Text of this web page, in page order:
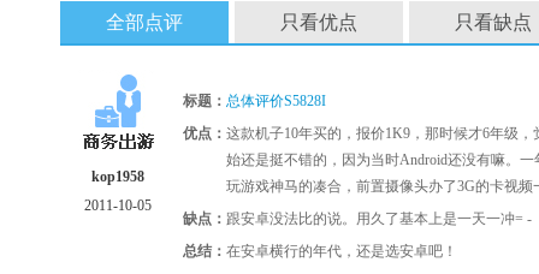
全部点评 只看优点 只看缺点
kop1958
2011-10-05
标题： 总体评价S5828I
优点： 这款机子10年买的，报价1K9，那时候才6年级
始还是挺不错的，因为当时Android还没有嘛。
玩游戏神马的凑合，前置摄像头办了3G的卡视
缺点： 跟安卓没法比的说。用久了基本上是一天一冲=
总结： 在安卓横行的年代，还是选安卓吧！